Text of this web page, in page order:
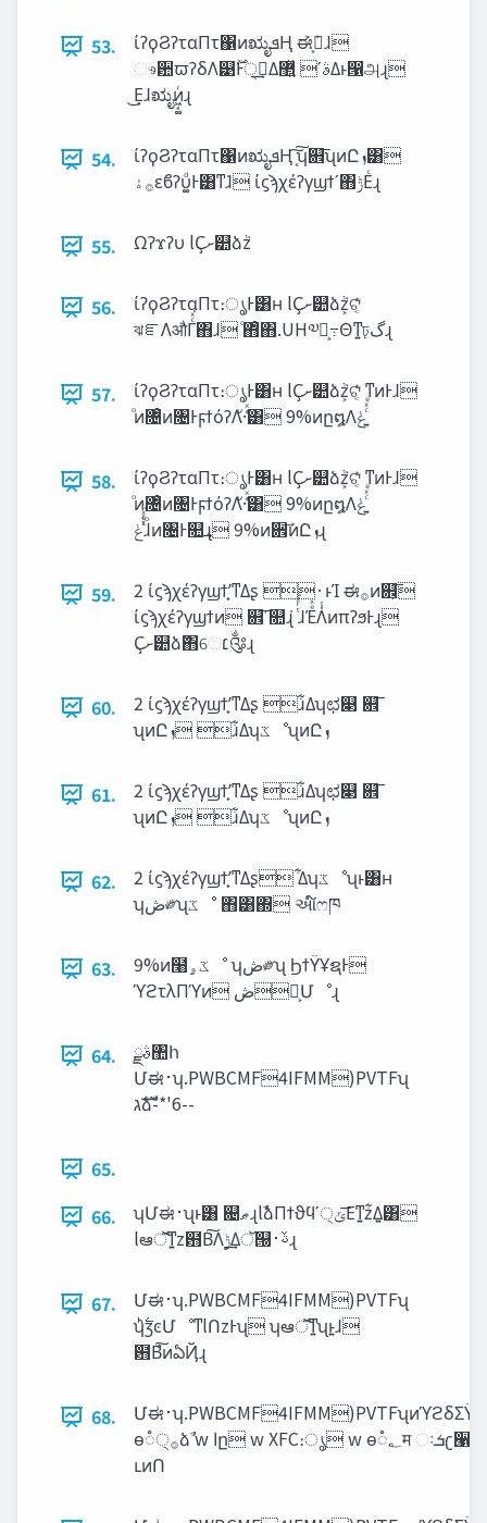
53.
ίʔϙϨʔταΠτ΁ͷಋೖ‫ܦ‬Ң ಈ࡞͕ܰ͘ɺ
ෳ਺ϖʔδΛ୹࣌ؒͰ੍࡞͢Δࣄʹ ޲͍͍ͯΔͱ൑அɻ
͜Ε͕ɺಋೖͷ͖͔͚ͬɻ
54.
ίʔϙϨʔταΠτ΁ͷಋೖ‫ܦ‬Ң ͔͠͠ʮ଎͞ʯͷԸ‫ܙ‬͸
࡞‫ۀ‬εϐʔυ͚ͩͰ͸ͳ͘ɺ ίϛϡχέʔγϣϯʹ΋‫ݱ‬Εͨɻ
55. Ωʔϫʔυ lҪ‫୺ށ‬ձٞz
56.
ίʔϙϨʔταΠτ։ൃͰ͸ʜ lҪ‫୺ށ‬ձٞz͕ଟ͔ͬͨ
ঝೝΛऔΓͨͯ͘΋ɺ ͦ΋ͦ΋.UH༧ఆ͕߹Θͳ͍ঢ়‫گ‬ɻ
57.
ίʔϙϨʔταΠτ։ൃͰ͸ʜ lҪ‫୺ށ‬ձٞz͕ଟ͔ͬͨ ͳͷͰɺ
58.
ίʔϙϨʔταΠτ։ൃͰ͸ʜ lҪ‫୺ށ‬ձٞz͕ଟ͔ͬͨ ͳͷͰɺ
ͦͷ৔ͦͷ৔ͰϝϯόʔΛั·͑ͯ͸ 9%ͷը໘Λ‫͍ͨͯͤݟ‬
ͭͬͯ͘‫ͯͤݟ‬ɺͦͷ৔Ͱ௚͢ɻ 9%ͷ਎ܰ͞ͷԸ‫ܙ‬ɻ
59.
2 ίϛϡχέʔγϣϯָ͕ʹͳΔʂ ·ͱΊ ಈ࡞ͷ଎͕͞
ίϛϡχέʔγϣϯͷ ଎͞ʹ௚݁ɻ ͭͬͯ͘ɺΈͤͯΛ̍ͭͷπʔϧͰɻ
Ҫ‫୺ށ‬ձٞ΋େ‫׆‬༂ɻ
60.
2 ίϛϡχέʔγϣϯָ͕ʹͳΔʂ ɹ͋Δʮಛ௃ ଎͞
61.
2 ίϛϡχέʔγϣϯָ͕ʹͳΔʂ ɹ͋Δʮಛ௃ ଎͞
62.
2 ίϛϡχέʔγϣϯָ͕ʹͳΔʂ ͋Δʮ‫ػ‬ೳʯͱ͸ʜ
ʮ‫ڞ‬༗ʯ‫ػ‬ೳ ΋͸΍ આ໌ෆཁ
63.
9%ͷ໨‫ػۄ‬ೳ ʮ‫ڞ‬༗ʯ ϦϯΫҰຊͰ
ϓϩτλΠϓͷ ‫ڞ‬༗͕Մೳɻ
64.
ࣄྫ঺հ
Մಈ࢈ʮ.PWBCMF4IFMM)PVTFʯ
‫ࣜג‬ձࣾ-*'6--
65.
66.
ʮՄಈ࢈ʯͱ͸ ଄‫ޠ‬ɻlࣾձΠϯϑϥʹ੍‫͞ݶ‬Εͳ͍z͋Δ͍͸
lఆॅ͠ͳ͍z฻Β͠Λ࣮‫͢ݱ‬Δॅ୐ࢿ࢈ɻ
67.
Մಈ࢈ʮ.PWBCMF4IFMM)PVTFʯ
ʮ࣋ͪӡͼՄೳͳlՈzͰʯ ʮఆॅ͠ͳ͍ʯͱ͍͏ɺ
฻Β͠ํͷఏҊɻ
68.
Մಈ࢈ʮ.PWBCMF4IFMM)PVTFʯͷϓϩδΣΫτମ੍
ө૾੍࡞ձࣾ w ‫ا‬ը w XFC։ൃ w ө૾‫؂‬म ઃ‫ܭ‬ʗ੡଄ձࣾ
ւͷՈ